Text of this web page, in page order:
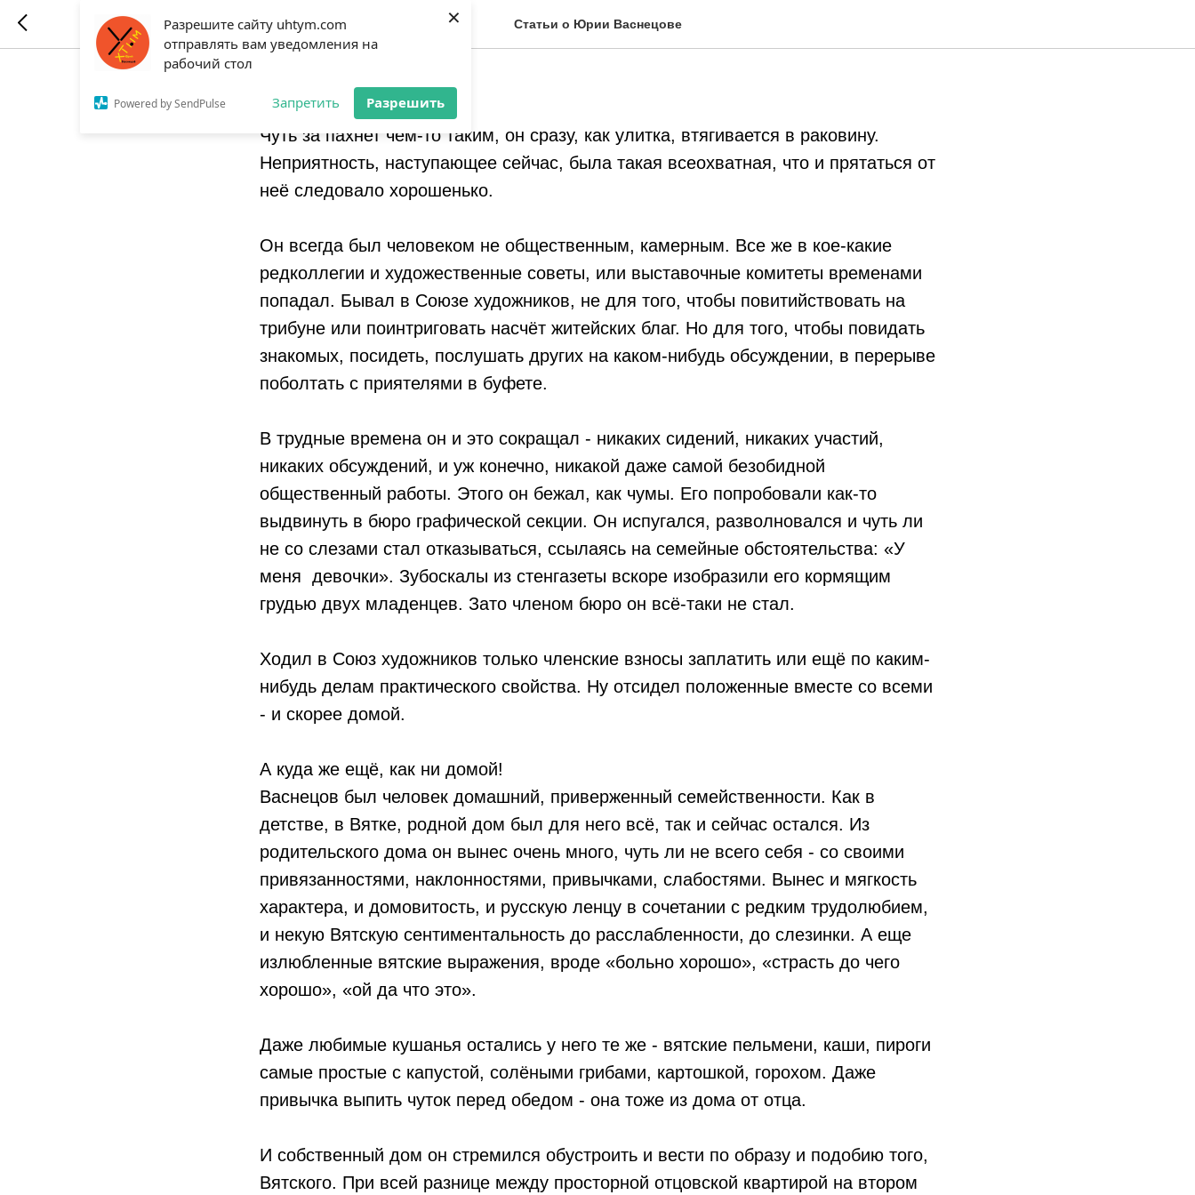
Разрешите сайту uhtym.com
отправлять вам уведомления на
рабочий стол
Powered by SendPulse Запретить Разрешить
× Статьи о Юрии Васнецове
МОЯ КРЕПОСТЬ
Чуть за пахнет чем-то таким, он сразу, как улитка, втягивается в раковину.
Неприятность, наступающее сейчас, была такая всеохватная, что и прятаться от
неё следовало хорошенько.
Он всегда был человеком не общественным, камерным. Все же в кое-какие
редколлегии и художественные советы, или выставочные комитеты временами
попадал. Бывал в Союзе художников, не для того, чтобы повитийствовать на
трибуне или поинтриговать насчёт житейских благ. Но для того, чтобы повидать
знакомых, посидеть, послушать других на каком-нибудь обсуждении, в перерыве
поболтать с приятелями в буфете.
В трудные времена он и это сокращал - никаких сидений, никаких участий,
никаких обсуждений, и уж конечно, никакой даже самой безобидной
общественный работы. Этого он бежал, как чумы. Его попробовали как-то
выдвинуть в бюро графической секции. Он испугался, разволновался и чуть ли
не со слезами стал отказываться, ссылаясь на семейные обстоятельства: «У
меня девочки». Зубоскалы из стенгазеты вскоре изобразили его кормящим
грудью двух младенцев. Зато членом бюро он всё-таки не стал.
Ходил в Союз художников только членские взносы заплатить или ещё по каким-
нибудь делам практического свойства. Ну отсидел положенные вместе со всеми
- и скорее домой.
А куда же ещё, как ни домой!
Васнецов был человек домашний, приверженный семейственности. Как в
детстве, в Вятке, родной дом был для него всё, так и сейчас остался. Из
родительского дома он вынес очень много, чуть ли не всего себя - со своими
привязанностями, наклонностями, привычками, слабостями. Вынес и мягкость
характера, и домовитость, и русскую ленцу в сочетании с редким трудолюбием,
и некую Вятскую сентиментальность до расслабленности, до слезинки. А еще
излюбленные вятские выражения, вроде «больно хорошо», «страсть до чего
хорошо», «ой да что это».
Даже любимые кушанья остались у него те же - вятские пельмени, каши, пироги
самые простые с капустой, солёными грибами, картошкой, горохом. Даже
привычка выпить чуток перед обедом - она тоже из дома от отца.
И собственный дом он стремился обустроить и вести по образу и подобию того,
Вятского. При всей разнице между просторной отцовской квартирой на втором